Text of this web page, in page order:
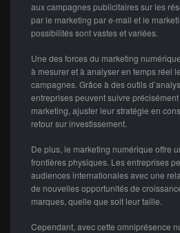
aux campagnes publicitaires sur les
par le marketing par e-mail et le
possibilités sont vastes et variées.
Une des forces du marketing
à mesurer et à analyser en temps réel
campagnes. Grâce à des outils
entreprises peuvent suivre
marketing, ajuster leur stratégie en
retour sur investissement.
De plus, le marketing numérique offre
frontières physiques. Les entreprises
audiences internationales avec une
de nouvelles opportunités de
marques, quelle que soit leur taille.
Cependant, avec cette omniprésence